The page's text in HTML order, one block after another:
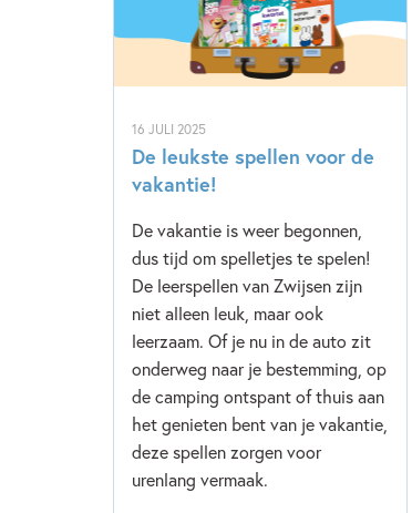
16 JULI 2025
De leukste spellen voor de
vakantie!
De vakantie is weer begonnen,
dus tijd om spelletjes te spelen!
De leerspellen van Zwijsen zijn
niet alleen leuk, maar ook
leerzaam. Of je nu in de auto zit
onderweg naar je bestemming, op
de camping ontspant of thuis aan
het genieten bent van je vakantie,
deze spellen zorgen voor
urenlang vermaak.